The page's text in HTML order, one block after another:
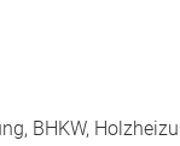
BHKW,